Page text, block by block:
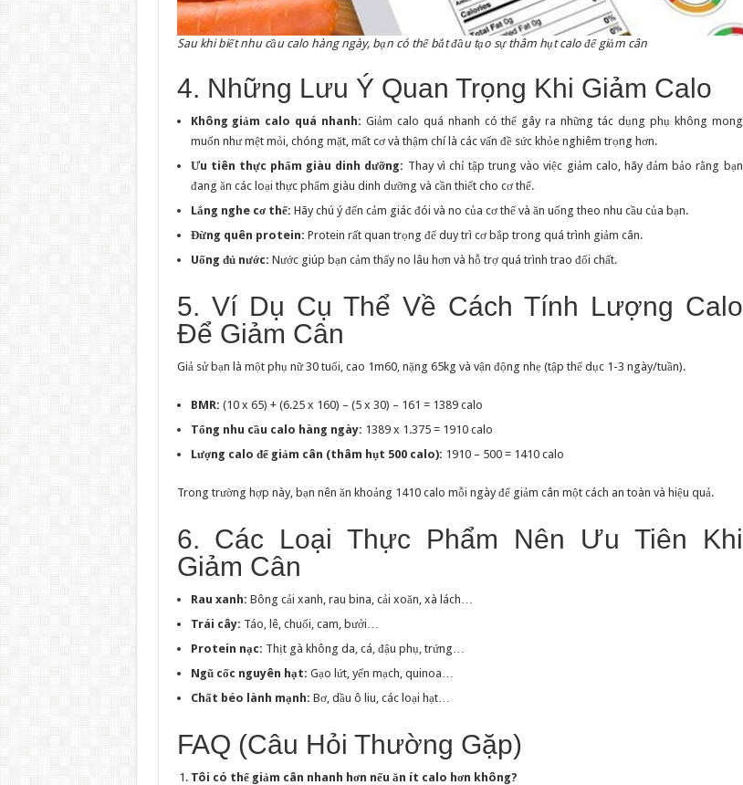
Sau khi biết nhu cầu calo hàng ngày, bạn có thể bắt đầu tạo sự thâm hụt calo để giảm cân
4. Những Lưu Ý Quan Trọng Khi Giảm Calo
Không giảm calo quá nhanh: Giảm calo quá nhanh có thể gây ra những tác dụng phụ không mong
muốn như mệt mỏi, chóng mặt, mất cơ và thậm chí là các vấn đề sức khỏe nghiêm trọng hơn.
Ưu tiên thực phẩm giàu dinh dưỡng: Thay vì chỉ tập trung vào việc giảm calo, hãy đảm bảo rằng bạn
đang ăn các loại thực phẩm giàu dinh dưỡng và cần thiết cho cơ thể.
Lắng nghe cơ thể: Hãy chú ý đến cảm giác đói và no của cơ thể và ăn uống theo nhu cầu của bạn.
Đừng quên protein: Protein rất quan trọng để duy trì cơ bắp trong quá trình giảm cân.
Uống đủ nước: Nước giúp bạn cảm thấy no lâu hơn và hỗ trợ quá trình trao đổi chất.
5. Ví Dụ Cụ Thể Về Cách Tính Lượng Calo
Để Giảm Cân
Giả sử bạn là một phụ nữ 30 tuổi, cao 1m60, nặng 65kg và vận động nhẹ (tập thể dục 1-3 ngày/tuần).
BMR: (10 x 65) + (6.25 x 160) – (5 x 30) – 161 = 1389 calo
Tổng nhu cầu calo hàng ngày: 1389 x 1.375 = 1910 calo
Lượng calo để giảm cân (thâm hụt 500 calo): 1910 – 500 = 1410 calo
Trong trường hợp này, bạn nên ăn khoảng 1410 calo mỗi ngày để giảm cân một cách an toàn và hiệu quả.
6. Các Loại Thực Phẩm Nên Ưu Tiên Khi
Giảm Cân
Rau xanh: Bông cải xanh, rau bina, cải xoăn, xà lách…
Trái cây: Táo, lê, chuối, cam, bưởi…
Protein nạc: Thịt gà không da, cá, đậu phụ, trứng…
Ngũ cốc nguyên hạt: Gạo lứt, yến mạch, quinoa…
Chất béo lành mạnh: Bơ, dầu ô liu, các loại hạt…
FAQ (Câu Hỏi Thường Gặp)
Tôi có thể giảm cân nhanh hơn nếu ăn ít calo hơn không?